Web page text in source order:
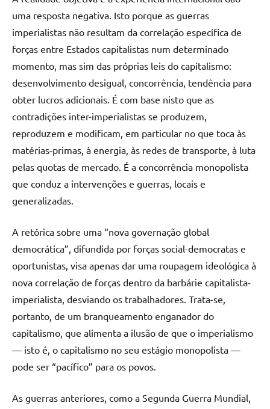
uma resposta negativa. Isto porque as guerras
imperialistas não resultam da correlação específica de
forças entre Estados capitalistas num determinado
momento, mas sim das próprias leis do capitalismo:
desenvolvimento desigual, concorrência, tendência para
obter lucros adicionais. É com base nisto que as
contradições inter-imperialistas se produzem,
reproduzem e modificam, em particular no que toca às
matérias-primas, à energia, às redes de transporte, à luta
pelas quotas de mercado. É a concorrência monopolista
que conduz a intervenções e guerras, locais e
generalizadas.
A retórica sobre uma “nova governação global
democrática”, difundida por forças social-democratas e
oportunistas, visa apenas dar uma roupagem ideológica à
nova correlação de forças dentro da barbárie capitalista-
imperialista, desviando os trabalhadores. Trata-se,
portanto, de um branqueamento enganador do
capitalismo, que alimenta a ilusão de que o imperialismo
— isto é, o capitalismo no seu estágio monopolista —
pode ser “pacífico” para os povos.
As guerras anteriores, como a Segunda Guerra Mundial,